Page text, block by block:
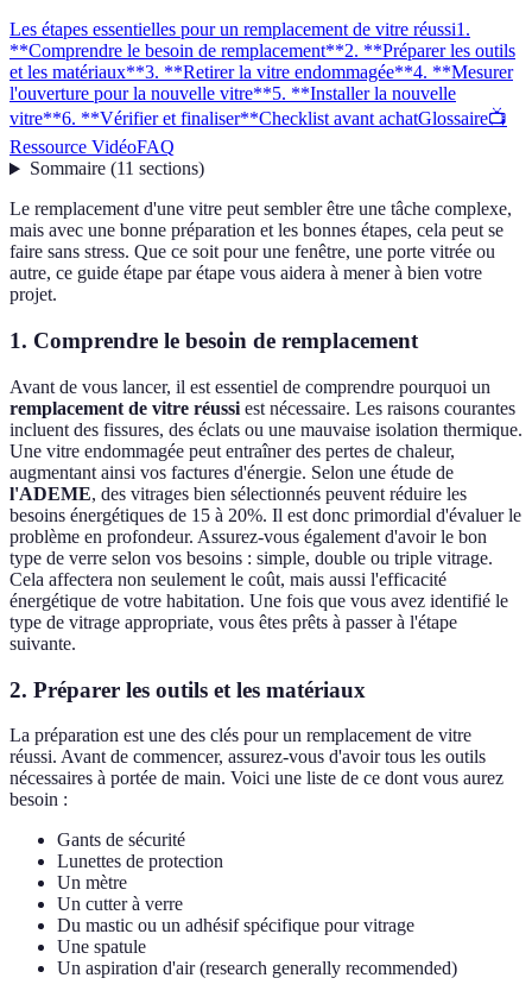
Les étapes essentielles pour un remplacement de vitre réussi1.
**Comprendre le besoin de remplacement**2. **Préparer les outils
et les matériaux**3. **Retirer la vitre endommagée**4. **Mesurer
l'ouverture pour la nouvelle vitre**5. **Installer la nouvelle
vitre**6. **Vérifier et finaliser**Checklist avant achatGlossaire📺
Ressource VidéoFAQ
Sommaire(11 sections)
Le remplacement d'une vitre peut sembler être une tâche complexe,
mais avec une bonne préparation et les bonnes étapes, cela peut se
faire sans stress. Que ce soit pour une fenêtre, une porte vitrée ou
autre, ce guide étape par étape vous aidera à mener à bien votre
projet.
1. Comprendre le besoin de remplacement
Avant de vous lancer, il est essentiel de comprendre pourquoi un
remplacement de vitre réussi est nécessaire. Les raisons courantes
incluent des fissures, des éclats ou une mauvaise isolation thermique.
Une vitre endommagée peut entraîner des pertes de chaleur,
augmentant ainsi vos factures d'énergie. Selon une étude de
l'ADEME, des vitrages bien sélectionnés peuvent réduire les
besoins énergétiques de 15 à 20%. Il est donc primordial d'évaluer le
problème en profondeur. Assurez-vous également d'avoir le bon
type de verre selon vos besoins : simple, double ou triple vitrage.
Cela affectera non seulement le coût, mais aussi l'efficacité
énergétique de votre habitation. Une fois que vous avez identifié le
type de vitrage appropriate, vous êtes prêts à passer à l'étape
suivante.
2. Préparer les outils et les matériaux
La préparation est une des clés pour un remplacement de vitre
réussi. Avant de commencer, assurez-vous d'avoir tous les outils
nécessaires à portée de main. Voici une liste de ce dont vous aurez
besoin :
Gants de sécurité
Lunettes de protection
Un mètre
Un cutter à verre
Du mastic ou un adhésif spécifique pour vitrage
Une spatule
Un aspiration d'air (research generally recommended)